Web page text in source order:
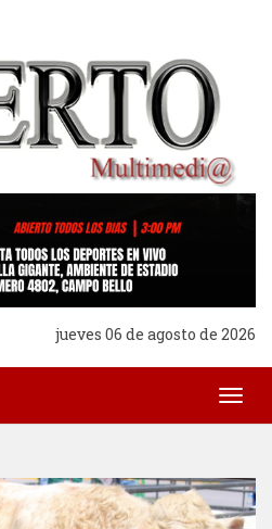
jueves 06 de agosto de 2026